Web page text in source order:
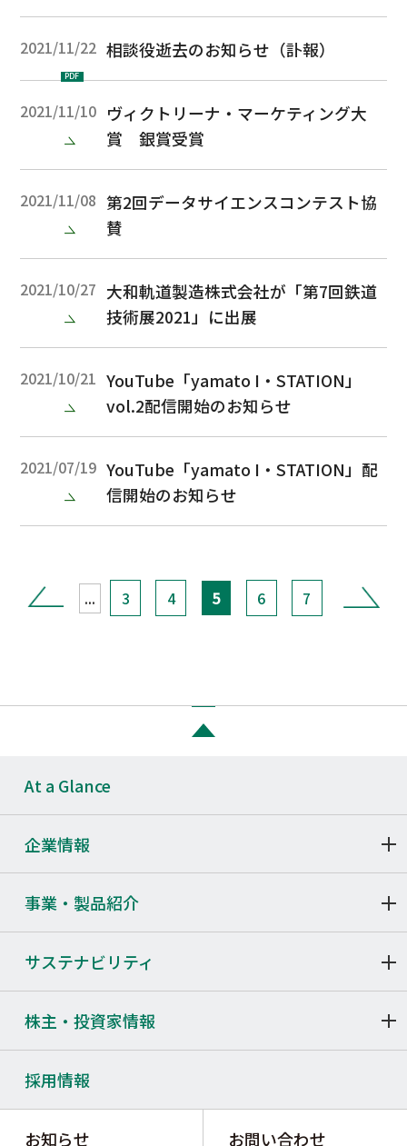
2021/11/22
PDF
相談役逝去のお知らせ（訃報）
2021/11/10 ヴィクトリーナ・マーケティング大
賞 銀賞受賞
2021/11/08 第2回データサイエンスコンテスト協
賛
2021/10/27 大和軌道製造株式会社が「第7回鉄道
技術展2021」に出展
2021/10/21 YouTube「yamato I・STATION」
vol.2配信開始のお知らせ
2021/07/19 YouTube「yamato I・STATION」配
信開始のお知らせ
... 3 4 5 6 7
At a Glance
企業情報
事業・製品紹介
サステナビリティ
株主・投資家情報
採用情報
お知らせ お問い合わせ